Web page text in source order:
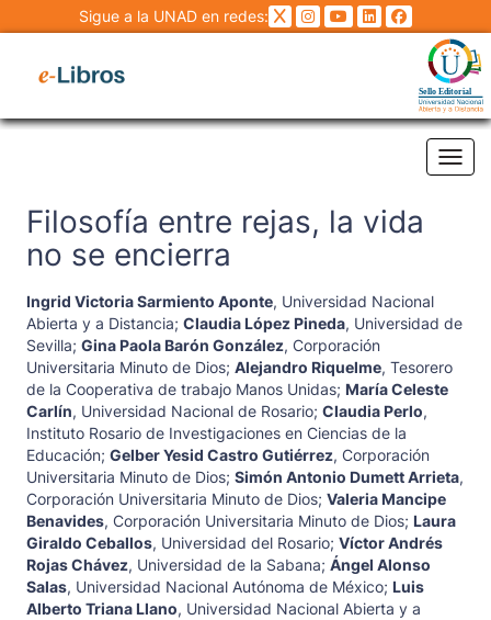
Sigue a la UNAD en redes:
Filosofía entre rejas, la vida
no se encierra
Ingrid Victoria Sarmiento Aponte, Universidad Nacional
Abierta y a Distancia; Claudia López Pineda, Universidad de
Sevilla; Gina Paola Barón González, Corporación
Universitaria Minuto de Dios; Alejandro Riquelme, Tesorero
de la Cooperativa de trabajo Manos Unidas; María Celeste
Carlín, Universidad Nacional de Rosario; Claudia Perlo,
Instituto Rosario de Investigaciones en Ciencias de la
Educación; Gelber Yesid Castro Gutiérrez, Corporación
Universitaria Minuto de Dios; Simón Antonio Dumett Arrieta,
Corporación Universitaria Minuto de Dios; Valeria Mancipe
Benavides, Corporación Universitaria Minuto de Dios; Laura
Giraldo Ceballos, Universidad del Rosario; Víctor Andrés
Rojas Chávez, Universidad de la Sabana; Ángel Alonso
Salas, Universidad Nacional Autónoma de México; Luis
Alberto Triana Llano, Universidad Nacional Abierta y a